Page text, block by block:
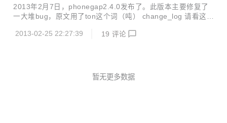
2013年2月7日，phonegap2.4.0发布了。此版本主要修复了
一大堆bug，原文用了ton这个词（吨） change_log 请看这
angelog 针对IOS平台的改进，请看这里： http://shazronata
2013-02-25 22:27:39 19 评论
暂无更多数据